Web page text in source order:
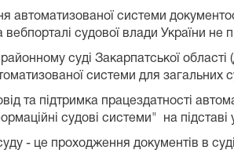
автоматизованої системи
судової влади України не
суді Закарпатської
системи для загальних
та підтримка працездатності
судові системи" на
- це проходження документів в